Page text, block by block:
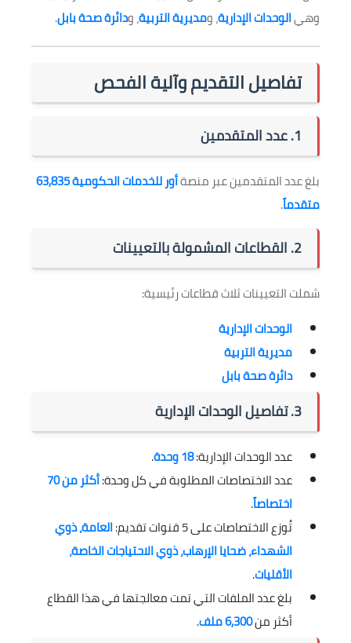
وهيالوحدات الإدارية، ومديرية التربية، ودائرة صحة بابل.
تفاصيل التقديم وآلية الفحص
1. عدد المتقدمين
بلغ عدد المتقدمين عبر منصةأور للخدمات الحكومية63,835
متقدماً.
2. القطاعات المشمولة بالتعيينات
شملت التعيينات ثلاث قطاعات رئيسية:
الوحدات الإدارية
مديرية التربية
دائرة صحة بابل
3. تفاصيل الوحدات الإدارية
عدد الوحدات الإدارية:18 وحدة
.
عدد الاختصاصات المطلوبة في كل وحدة:
أكثر من 70
اختصاصاً.
تُوزع الاختصاصات على 5 قنوات تقديم:
العامة، ذوي
الشهداء، ضحايا الإرهاب، ذوي الاحتياجات الخاصة،
الأقليات.
بلغ عدد الملفات التي تمت معالجتها في هذا القطاع
أكثر من6,300 ملف .